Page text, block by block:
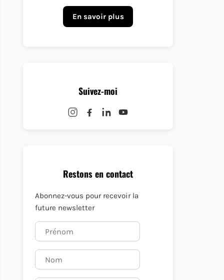
En savoir plus
Suivez-moi
Restons en contact
Abonnez-vous pour recevoir la
future newsletter